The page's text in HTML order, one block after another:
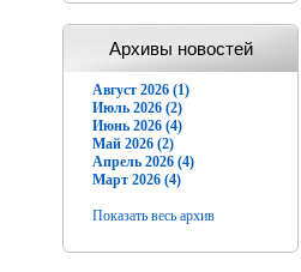
Архивы новостей
Август 2026 (1)
Июль 2026 (2)
Июнь 2026 (4)
Май 2026 (2)
Апрель 2026 (4)
Март 2026 (4)
Показать весь архив